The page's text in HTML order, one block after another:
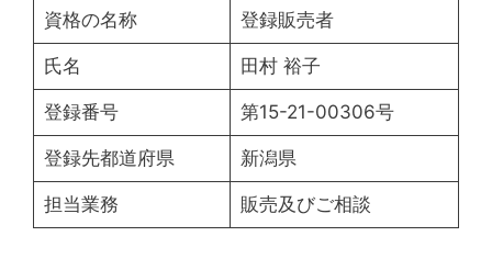
資格の名称 登録販売者
氏名 田村 裕子
登録番号 第15-21-00306号
登録先都道府県 新潟県
担当業務 販売及びご相談